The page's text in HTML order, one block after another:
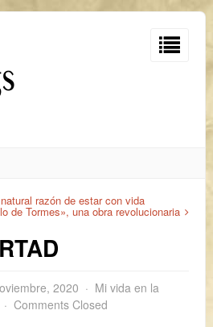
razón de estar con vida
de Tormes», una obra revolucionaria
2020
Mi vida en la
Comments Closed